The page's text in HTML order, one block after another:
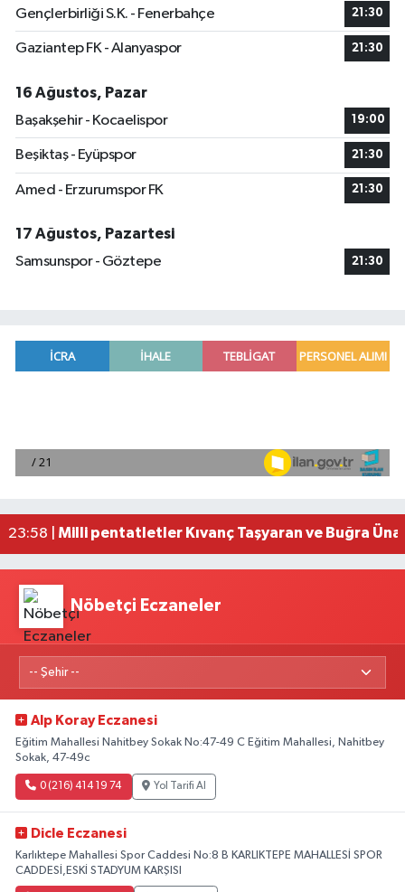
Gençlerbirliği S.K. - Fenerbahçe 21:30
Gaziantep FK - Alanyaspor 21:30
16 Ağustos, Pazar
Başakşehir - Kocaelispor
19:00
Beşiktaş - Eyüpspor 21:30
Amed - Erzurumspor FK 21:30
17 Ağustos, Pazartesi
Samsunspor - Göztepe
21:30
00:05 |
Adana'da silahlı saldırıda 3 kişi yaralandı
01:06 |
Adana'da helikopter destekli 'huzur ve güven'
Nöbetçi Eczaneler
Alp Koray Eczanesi
Eğitim Mahallesi Nahitbey Sokak No:47-49 C Eğitim Mahallesi, Nahitbey
Sokak, 47-49c
0 (216) 414 19 74 Yol Tarifi Al
Dicle Eczanesi
Karlıktepe Mahallesi Spor Caddesi No:8 B KARLIKTEPE MAHALLESİ SPOR
CADDESİ,ESKİ STADYUM KARŞISI